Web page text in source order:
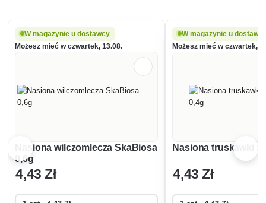
W magazynie u dostawcy
Możesz mieć w czwartek, 13.08.
Nasiona wilczomlecza SkaBiosa
0,6g
4,43 Zł
W magazynie u
Możesz mieć w czwartek,
Nasiona truskawki
4,43 Zł